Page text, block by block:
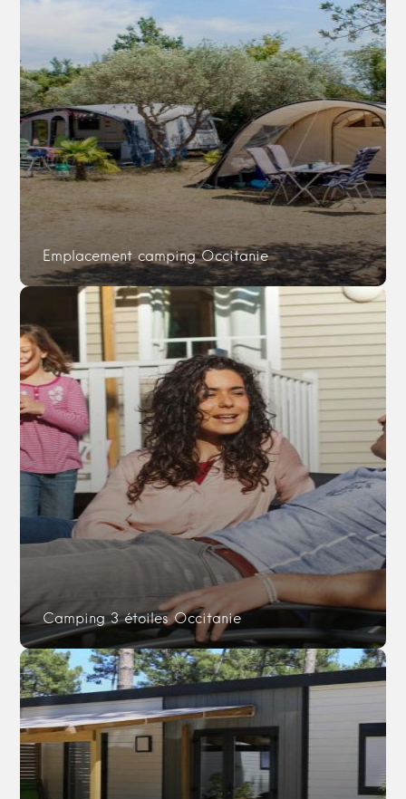
Emplacement camping Occitanie
Camping 3 étoiles Occitanie